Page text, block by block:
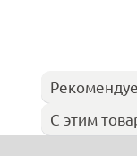
С этим